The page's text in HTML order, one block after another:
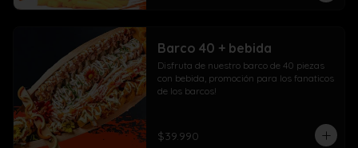
Barco 40 + bebida
Disfruta de nuestro barco de 40 piezas
con bebida, promoción para los fanaticos
de los barcos!
$39.990